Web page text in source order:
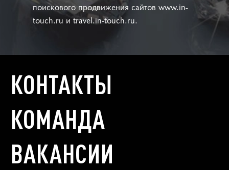
поискового продвижения сайтов www.in-
touch.ru и travel.in-touch.ru.
КОНТАКТЫ
КОМАНДА
ВАКАНСИИ